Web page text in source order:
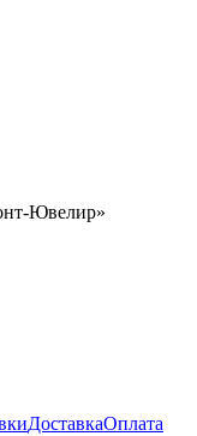
Ювелир»
ДоставкаОплата